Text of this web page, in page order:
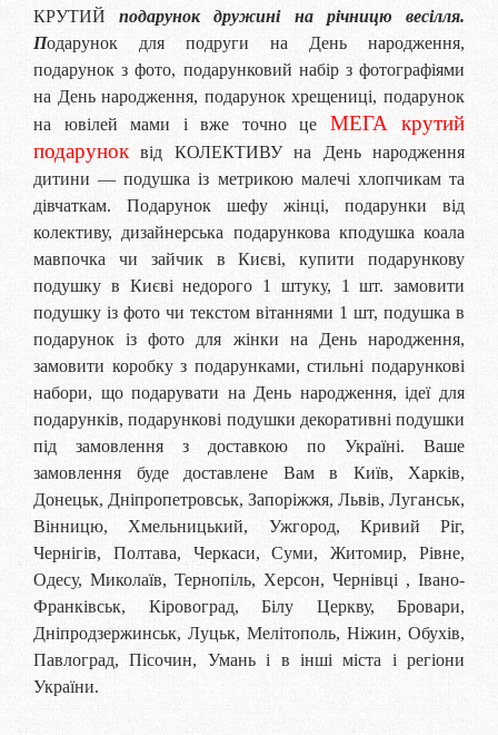
КРУТИЙподарунок дружині на річницю весілля.
Подарунок для подруги на День народження,
подарунок з фото, подарунковий набір з фотографіями
на День народження, подарунок хрещениці, подарунок
на ювілей мами і вже точно це МЕГА крутий
подарунок від КОЛЕКТИВУ на День народження
дитини — подушка із метрикою малечі хлопчикам та
дівчаткам. Подарунок шефу жінці, подарунки від
колективу, дизайнерська подарункова кподушка коала
мавпочка чи зайчик в Києві, купити подарункову
подушку в Києві недорого 1 штуку, 1 шт. замовити
подушку із фото чи текстом вітаннями 1 шт, подушка в
подарунок із фото для жінки на День народження,
замовити коробку з подарунками, стильні подарункові
набори, що подарувати на День народження, ідеї для
подарунків, подарункові подушки декоративні подушки
під замовлення з доставкою по Україні. Ваше
замовлення буде доставлене Вам в Київ, Харків,
Донецьк, Дніпропетровськ, Запоріжжя, Львів, Луганськ,
Вінницю, Хмельницький, Ужгород, Кривий Ріг,
Чернігів, Полтава, Черкаси, Суми, Житомир, Рівне,
Одесу, Миколаїв, Тернопіль, Херсон, Чернівці , Івано-
Франківськ, Кіровоград, Білу Церкву, Бровари,
Дніпродзержинськ, Луцьк, Мелітополь, Ніжин, Обухів,
Павлоград, Пісочин, Умань і в інші міста і регіони
України.